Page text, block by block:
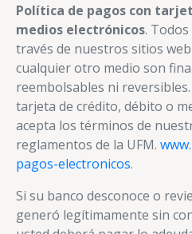
Política de pagos con
medios electrónicos.
través de nuestros sitios
cualquier otro medio son
reembolsables ni
tarjeta de crédito, débito o
acepta los términos de
reglamentos de la UFM.
pagos-electronicos.
Si su banco desconoce o
generó legítimamente sin